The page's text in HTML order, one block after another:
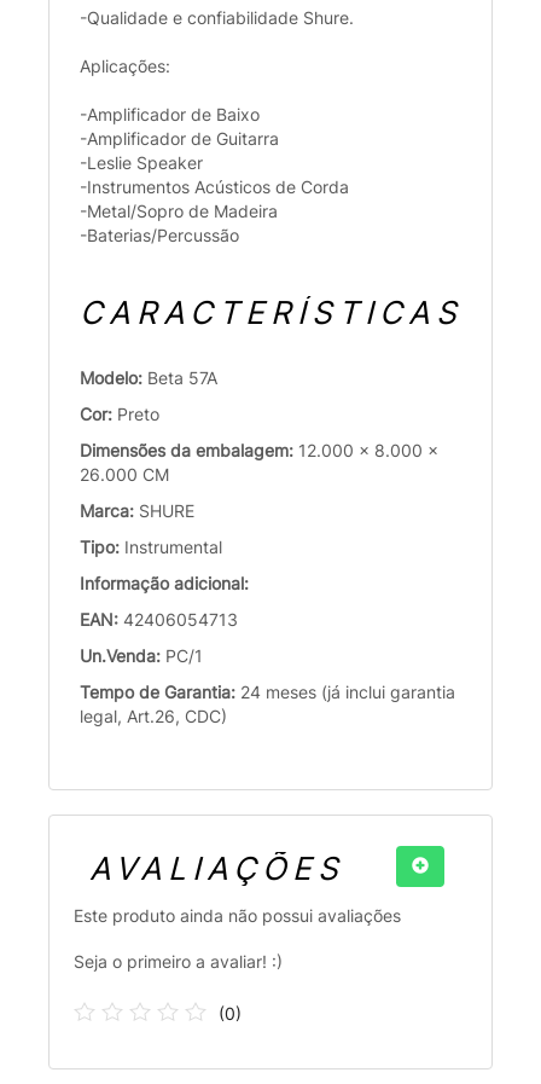
-Qualidade e confiabilidade Shure.
Aplicações:
-Amplificador de Baixo
-Amplificador de Guitarra
-Leslie Speaker
-Instrumentos Acústicos de Corda
-Metal/Sopro de Madeira
-Baterias/Percussão
CARACTERÍSTICAS
Modelo: Beta 57A
Cor: Preto
Dimensões da embalagem: 12.000 x 8.000 x
26.000 CM
Marca: SHURE
Tipo: Instrumental
Informação adicional:
EAN: 42406054713
Un.Venda: PC/1
Tempo de Garantia: 24 meses (já inclui garantia
legal, Art.26, CDC)
AVALIAÇÕES
Este produto ainda não possui avaliações
Seja o primeiro a avaliar! :)
(0)